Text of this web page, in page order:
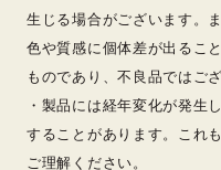
生じる場合がございます。
色や質感に個体差が出るこ
ものであり、不良品ではご
・製品には経年変化が発生
することがあります。これ
ご理解ください。